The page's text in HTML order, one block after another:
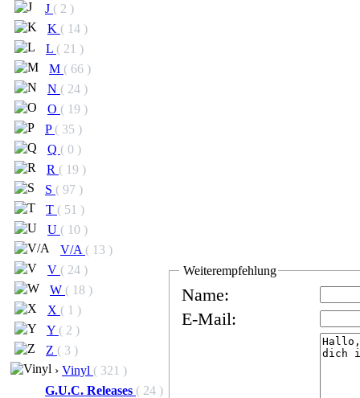
J ( 2 )
K ( 14 )
L ( 21 )
M ( 66 )
N ( 24 )
O ( 19 )
P ( 35 )
Q ( 0 )
R ( 19 )
S ( 97 )
T ( 51 )
U ( 10 )
V/A ( 13 )
V ( 24 )
W ( 18 )
X ( 1 )
Y ( 2 )
Z ( 3 )
› Vinyl ( 321 )
G.U.C. Releases ( 24 )
Weiterempfehlung
Name:
E-Mail: